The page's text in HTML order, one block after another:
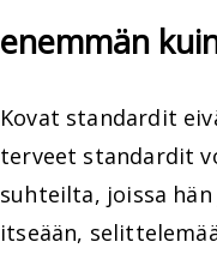
enemmän
Kovat standardit
terveet standardit
suhteilta, joissa
itseään,